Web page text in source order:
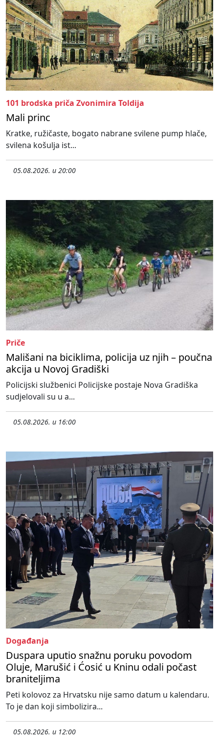
101 brodska priča Zvonimira Toldija
Mali princ
Kratke, ružičaste, bogato nabrane svilene pump hlače,
svilena košulja ist...
05.08.2026. u 20:00
Priče
Mališani na biciklima, policija uz njih – poučna
akcija u Novoj Gradiški
Policijski službenici Policijske postaje Nova Gradiška
sudjelovali su u a...
05.08.2026. u 16:00
Događanja
Duspara uputio snažnu poruku povodom
Oluje, Marušić i Ćosić u Kninu odali počast
braniteljima
Peti kolovoz za Hrvatsku nije samo datum u kalendaru.
To je dan koji simbolizira...
05.08.2026. u 12:00